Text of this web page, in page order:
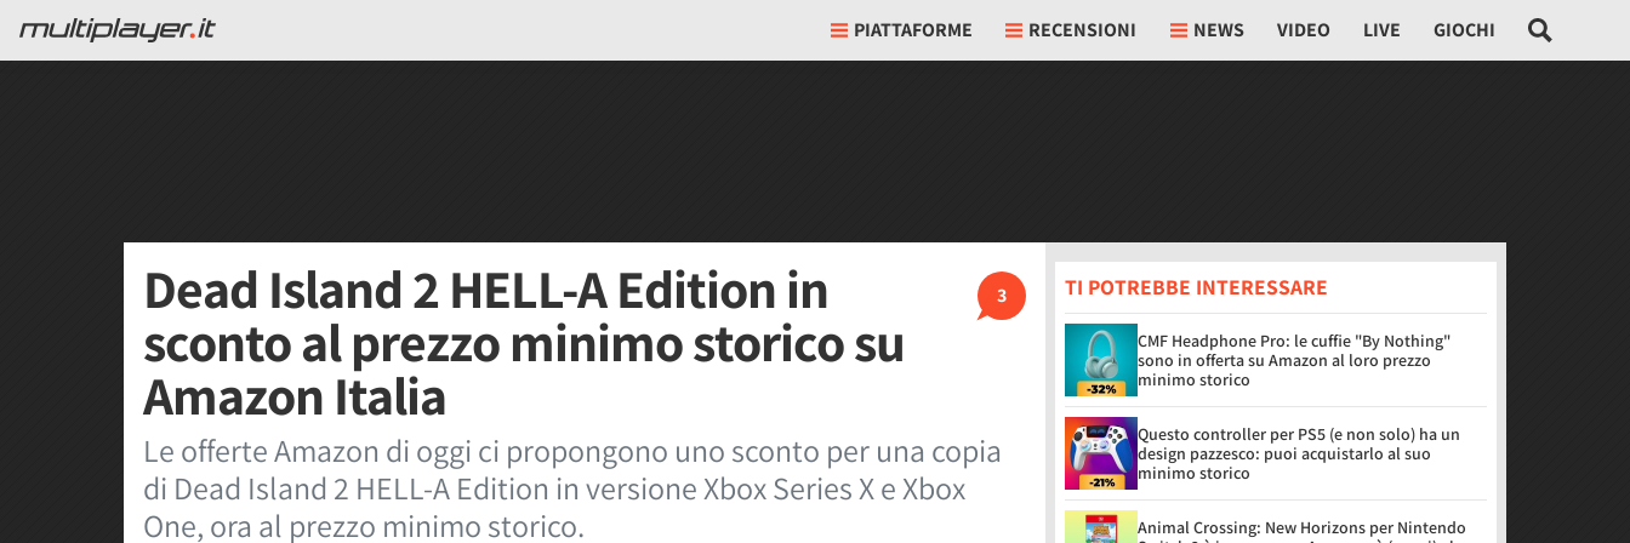
PIATTAFORME RECENSIONI NEWS VIDEO LIVE GIOCHI
3
Dead Island 2 HELL-A Edition in
sconto al prezzo minimo storico su
Amazon Italia
Le offerte Amazon di oggi ci propongono uno sconto per una copia
di Dead Island 2 HELL-A Edition in versione Xbox Series X e Xbox
One, ora al prezzo minimo storico.
TI POTREBBE INTERESSARE
CMF Headphone Pro: le cuffie "By Nothing"
sono in offerta su Amazon al loro prezzo
minimo storico
Questo controller per PS5 (e non solo) ha un
design pazzesco: puoi acquistarlo al suo
minimo storico
Animal Crossing: New Horizons per Nintendo